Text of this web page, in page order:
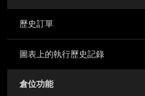
歷史訂單
圖表上的執行歷史記錄
倉位功能